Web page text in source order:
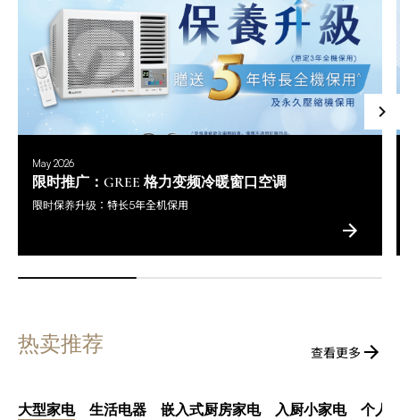
May 2026
限时推广：GREE 格力变频冷暖窗口空调
限时保养升级：特长5年全机保用
热卖推荐 查看更多
大型家电 生活电器 嵌入式厨房家电 入厨小家电 个人